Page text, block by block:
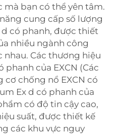
mà bạn có thể yên tâm.
năng cung cấp số lượng
có phanh, được thiết
nhiều ngành công
Các thương hiệu
phanh của EXCN (Các
chống nổ EXCN có
Ex d có phanh của
có độ tin cậy cao,
suất, được thiết kế
các khu vực nguy